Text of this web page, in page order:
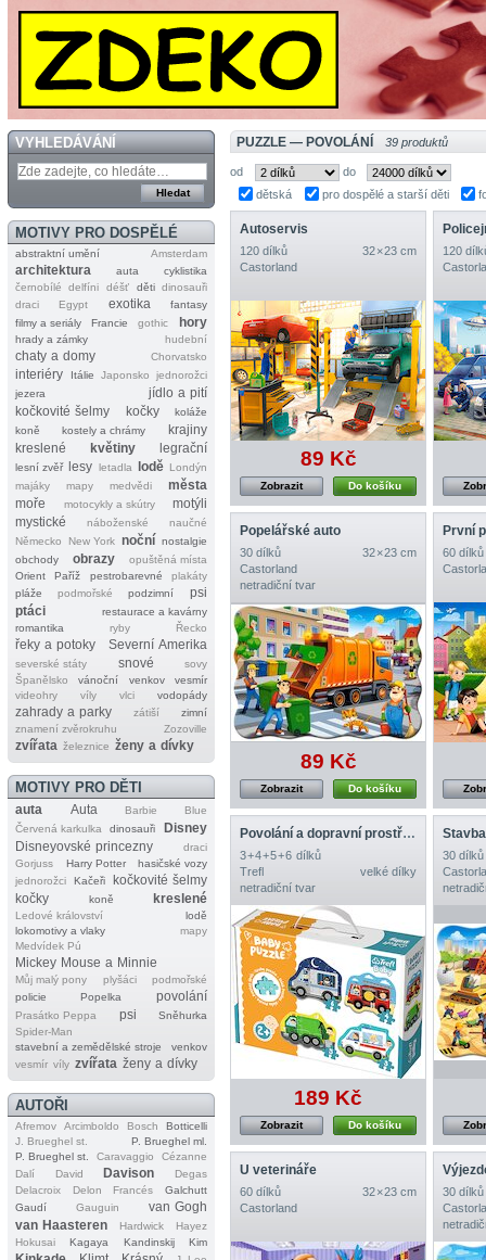
VYHLEDÁVÁNÍ
MOTIVY PRO DOSPĚLÉ
abstraktní umění Amsterdam
architektura auta
cyklistika
černobílé
delfíni déšť děti dinosauři
draci
Egypt exotika
fantasy
filmy a seriály
Francie gothic hory
hrady a zámky hudební
chaty a domy Chorvatsko
interiéry Itálie Japonsko
jednorožci
jezera
jídlo a pití
kočkovité šelmy
kočky
koláže
koně
kostely a chrámy
krajiny
kreslené
květiny legrační
lesní zvěř lesy letadla lodě Londýn
majáky
mapy medvědi
města
moře
motocykly a skútry
motýli
mystické
náboženské
naučné
Německo
New York noční nostalgie
obchody
obrazy
opuštěná místa
Orient
Paříž pestrobarevné
plakáty
pláže
podmořské podzimní
psi
ptáci
restaurace a kavárny
romantika
ryby Řecko
řeky a potoky Severní Amerika
severské státy snové
sovy
Španělsko
vánoční venkov
vesmír
videohry
víly vlci vodopády
zahrady a parky zátiší
zimní
znamení zvěrokruhu
Zozoville
zvířata železnice ženy a dívky
MOTIVY PRO DĚTI
auta Auta Barbie
Blue
Červená karkulka
dinosauři
Disney
Disneyovské princezny
draci
Gorjuss
Harry Potter
hasičské vozy
jednorožci
Kačeři
kočkovité šelmy
kočky
koně kreslené
Ledové království
lodě
lokomotivy a vlaky
mapy
Medvídek Pú
Mickey Mouse a Minnie
Můj malý pony plyšáci
podmořské
policie
Popelka povolání
Prasátko Peppa psi
Sněhurka
Spider‐Man
stavební a zemědělské stroje
venkov
vesmír víly zvířata ženy a dívky
AUTOŘI
Afremov Arcimboldo Bosch
Botticelli
J. Brueghel st.
P. Brueghel ml.
P. Brueghel st.
Caravaggio
Cézanne
Dalí
David Davison
Degas
Delacroix
Delon Francés
Galchutt
Gaudí
Gauguin
van Gogh
van Haasteren
Hardwick
Hayez
Hokusai
Kagaya Kandinskij Kim
PUZZLE — POVOLÁNÍ 39 produktů
od
do
dětská
pro dospělé a starší děti
Autoservis
120 dílků
32 × 23 cm
Castorland
89 Kč
Do košíku
Zobrazit
120
Popelářské auto
30 dílků
32 × 23 cm
Castorland
netradiční tvar
89 Kč
Do košíku
Zobrazit
První
60 dílků
Povolání a dopravní prostředky
3 + 4 + 5 + 6 dílků
Trefl
velké dílky
netradiční tvar
189 Kč
Do košíku
Zobrazit
30 dílků
U veterináře
60 dílků
32 × 23 cm
Castorland
30 dílků